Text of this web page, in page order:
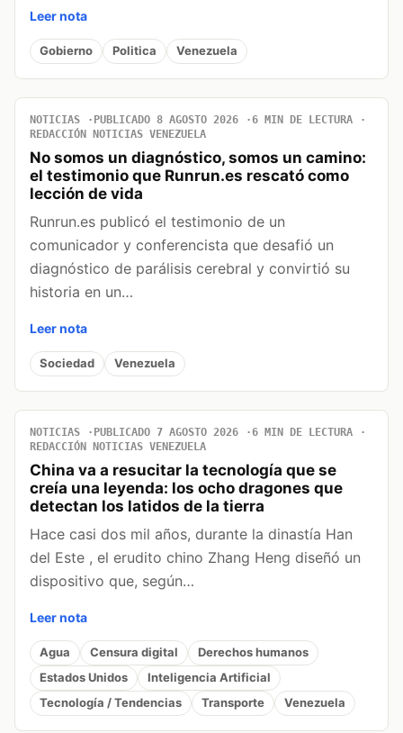
Leer nota
Gobierno Politica Venezuela
NOTICIAS PUBLICADO 8 AGOSTO 2026
6 MIN DE LECTURA
REDACCIÓN NOTICIAS VENEZUELA
No somos un diagnóstico, somos un camino:
el testimonio que Runrun.es rescató como
lección de vida
Runrun.es publicó el testimonio de un
comunicador y conferencista que desafió un
diagnóstico de parálisis cerebral y convirtió su
historia en un…
Leer nota
Sociedad Venezuela
NOTICIAS PUBLICADO 7 AGOSTO 2026
6 MIN DE LECTURA
REDACCIÓN NOTICIAS VENEZUELA
China va a resucitar la tecnología que se
creía una leyenda: los ocho dragones que
detectan los latidos de la tierra
Hace casi dos mil años, durante la dinastía Han
del Este , el erudito chino Zhang Heng diseñó un
dispositivo que, según…
Leer nota
Agua Censura digital
Derechos humanos
Estados Unidos
Inteligencia Artificial
Tecnología / Tendencias
Transporte Venezuela